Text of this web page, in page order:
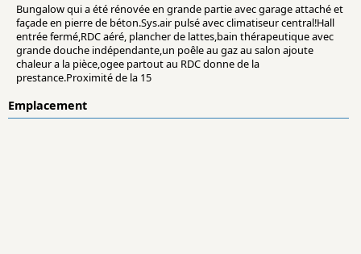
Bungalow qui a été rénovée en grande partie avec garage attaché et
façade en pierre de béton.Sys.air pulsé avec climatiseur central!Hall
entrée fermé,RDC aéré, plancher de lattes,bain thérapeutique avec
grande douche indépendante,un poêle au gaz au salon ajoute
chaleur a la pièce,ogee partout au RDC donne de la
prestance.Proximité de la 15
Emplacement